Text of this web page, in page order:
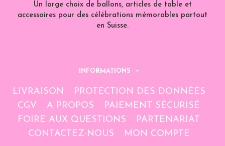
Un large choix de ballons, articles de table et
accessoires pour des célébrations mémorables partout
en Suisse.
INFORMATIONS
LIVRAISON
PROTECTION DES DONNÉES
CGV
A PROPOS
PAIEMENT SÉCURISÉ
FOIRE AUX QUESTIONS
PARTENARIAT
CONTACTEZ-NOUS
MON COMPTE